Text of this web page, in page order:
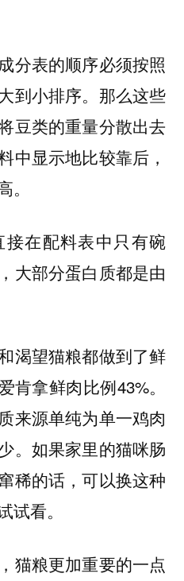
分表的顺序必须按照
到小排序。 那么这些
豆类的重量分散出去
中显示地比较靠后，
在配料表中只有碗
大部分蛋白质都是由
渴望猫粮都做到了鲜
肯拿鲜肉比例43%。
来源单纯为单一鸡肉
。如果家里的猫咪肠
稀的话，可以换这种
看。
猫粮更加重要的一点